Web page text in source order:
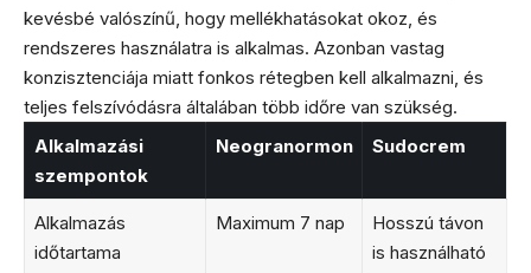
kevésbé valószínű, hogy mellékhatásokat okoz, és
rendszeres használatra is alkalmas. Azonban vastag
konzisztenciája miatt fonkos rétegben kell alkalmazni, és
teljes felszívódásra általában több időre van szükség.
Alkalmazási
szempontok
Neogranormon Sudocrem
Alkalmazás
időtartama
Maximum 7 nap
Hosszú távon
is használható